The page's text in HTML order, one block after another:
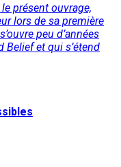
présent ouvrage,
lors de sa première
peu d’années
et qui s’étend